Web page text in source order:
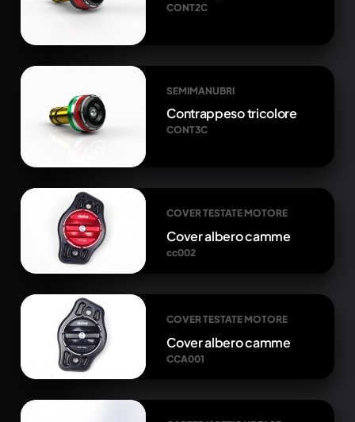
CONT2C
SEMIMANUBRI
Contrappeso tricolore
CONT3C
COVER TESTATE MOTORE
Cover albero camme
cc002
COVER TESTATE MOTORE
Cover albero camme
CCA001